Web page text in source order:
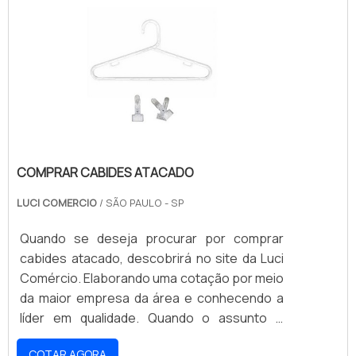
acessar o nosso site e saber mais sobre a
empresa, os serviços e os produtos. Se
preferir, entre em contato com um dos
nossos consultores e solicite um
evento, permitindo que os consumidores
tenham acessos às promoções, ofertas e
lançamentos que o.
COMPRAR CABIDES ATACADO
LUCI COMERCIO / SÃO PAULO - SP
Quando se deseja procurar por comprar
cabides atacado, descobrirá no site da Luci
Comércio. Elaborando uma cotação por meio
da maior empresa da área e conhecendo a
líder em qualidade. Quando o assunto é
comprar cabides atacado, com os melhores